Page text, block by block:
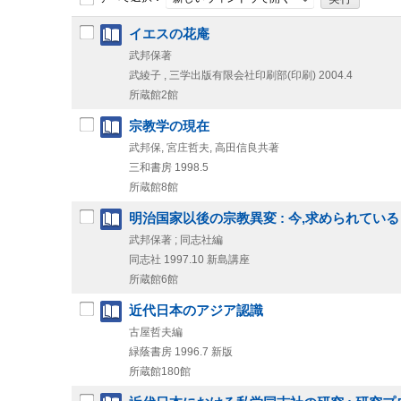
イエスの花庵
武邦保著
武綾子 , 三学出版有限会社印刷部(印刷) 2004.4
所蔵館2館
宗教学の現在
武邦保, 宮庄哲夫, 高田信良共著
三和書房 1998.5
所蔵館8館
明治国家以後の宗教異変 : 今,求められてい
武邦保著 ; 同志社編
同志社 1997.10 新島講座
所蔵館6館
近代日本のアジア認識
古屋哲夫編
緑蔭書房 1996.7 新版
所蔵館180館